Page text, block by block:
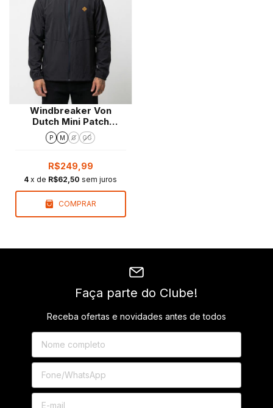
Windbreaker Von
Dutch Mini Patch
Grafite
P M G GG
R$249,99
4 x de R$62,50 sem juros
COMPRAR
Faça parte do Clube!
Receba ofertas e novidades antes de todos